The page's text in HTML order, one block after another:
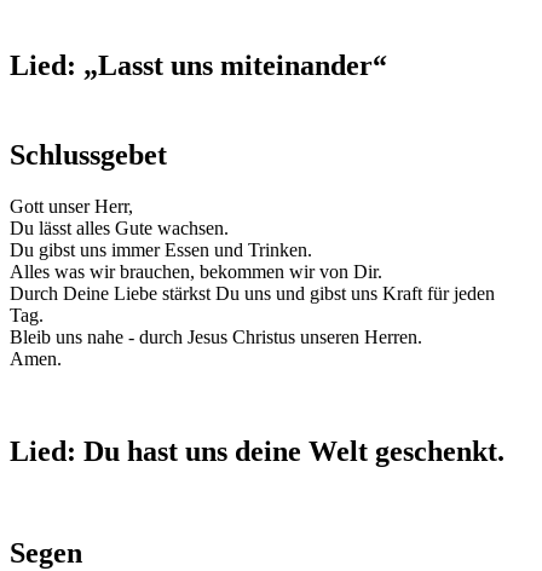
Lied: „Lasst uns miteinander“
Schlussgebet
Gott unser Herr,
Du lässt alles Gute wachsen.
Du gibst uns immer Essen und Trinken.
Alles was wir brauchen, bekommen wir von Dir.
Durch Deine Liebe stärkst Du uns und gibst uns Kraft für jeden
Tag.
Bleib uns nahe - durch Jesus Christus unseren Herren.
Amen.
Lied: Du hast uns deine Welt geschenkt.
Segen